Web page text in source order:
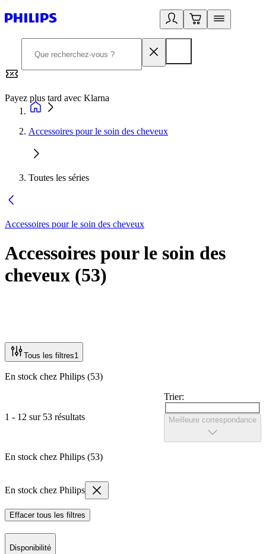
Payez plus tard avec Klarna
Accessoires pour le soin des cheveux
Toutes les séries
Accessoires pour le soin des cheveux
Accessoires pour le soin des
cheveux (53)
Tous les filtres1
En stock chez Philips (53)
1 - 12 sur 53 résultats
Trier:
Meilleure correspondance
En stock chez Philips (53)
En stock chez Philips
Effacer tous les filtres
Disponibilité